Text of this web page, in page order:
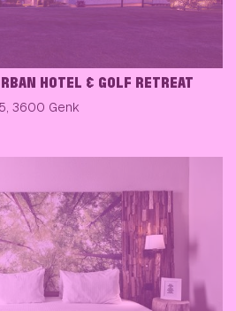
HOTEL & GOLF RETREAT
3600 Genk